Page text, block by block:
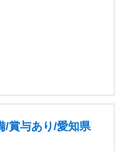
/賞与あり/愛知県